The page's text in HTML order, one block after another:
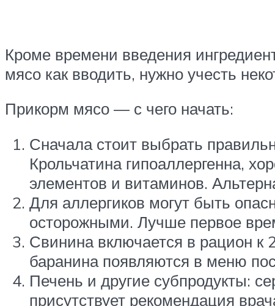
Кроме времени введения
мясо как вводить, нужно учесть
Прикорм мясо — с чего начать:
Сначала стоит выбрать
Крольчатина гипоаллергенна,
элементов и витаминов.
Для аллергиков могут быть
осторожными. Лучше первое
Свинина включается в рацион к
баранина появляются в меню
Печень и другие субпродукты:
присутствует рекомендация